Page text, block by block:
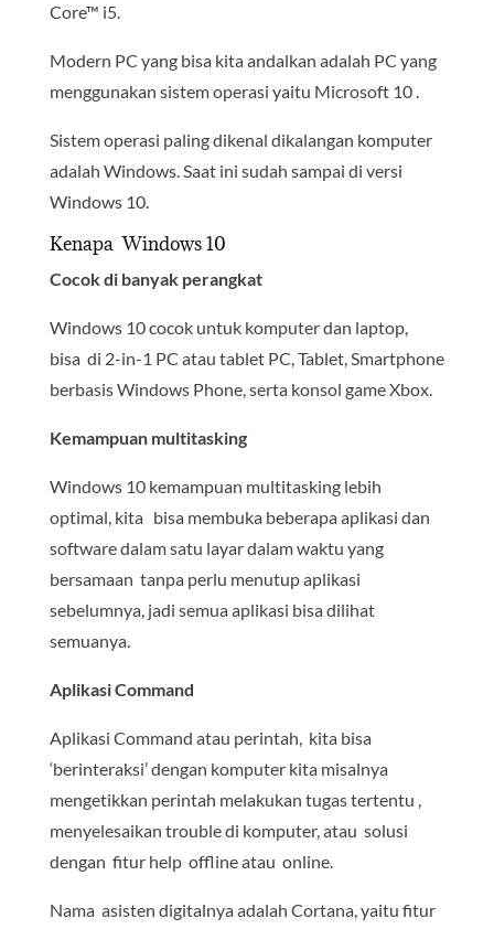
Core™ i5.
Modern PC yang bisa kita andalkan adalah PC yang
menggunakan sistem operasi yaitu Microsoft 10 .
Sistem operasi paling dikenal dikalangan komputer
adalah Windows. Saat ini sudah sampai di versi
Windows 10.
Kenapa Windows 10
Cocok di banyak perangkat
Windows 10 cocok untuk komputer dan laptop,
bisa di 2-in-1 PC atau tablet PC, Tablet, Smartphone
berbasis Windows Phone, serta konsol game Xbox.
Kemampuan multitasking
Windows 10 kemampuan multitasking lebih
optimal, kita bisa membuka beberapa aplikasi dan
software dalam satu layar dalam waktu yang
bersamaan tanpa perlu menutup aplikasi
sebelumnya, jadi semua aplikasi bisa dilihat
semuanya.
Aplikasi Command
Aplikasi Command atau perintah, kita bisa
‘berinteraksi’ dengan komputer kita misalnya
mengetikkan perintah melakukan tugas tertentu ,
menyelesaikan trouble di komputer, atau solusi
dengan fitur help offline atau online.
Nama asisten digitalnya adalah Cortana, yaitu fitur